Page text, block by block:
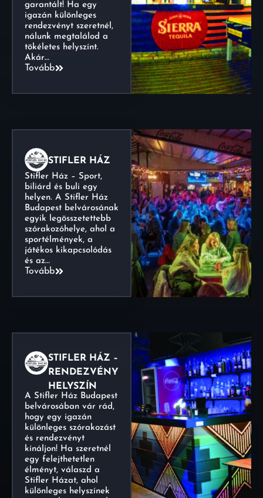
garantált! Ha egy
igazán különleges
rendezvényt szeretnél,
nálunk megtalálod a
tökéletes helyszínt.
Akár…
Tovább
STIFLER HÁZ
Stifler Ház – Sport,
biliárd és buli egy
helyen. A Stifler Ház
Budapest belvárosának
egyik legösszetettebb
szórakozóhelye, ahol a
sportélmények, a
játékos kikapcsolódás
és az…
Tovább
STIFLER HÁZ –
RENDEZVÉNY
HELYSZÍN
A Stifler Ház Budapest
belvárosában vár rád,
hogy egy igazán
különleges szórakozást
és rendezvényt
kínáljon! Ha szeretnél
egy felejthetetlen
élményt, válaszd a
Stifler Házat, ahol
különleges helyszínek